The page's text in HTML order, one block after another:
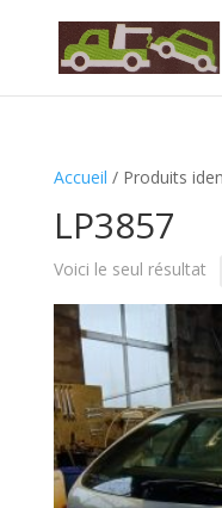
Accueil / Produits
LP3857
Voici le seul résultat